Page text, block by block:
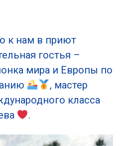
к нам в приют
гостья –
мира и Европы по
, мастер
класса
.